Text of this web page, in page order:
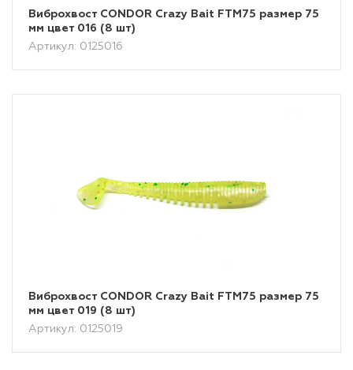
Виброхвост CONDOR Crazy Bait FTM75 размер 75
мм цвет 016 (8 шт)
Артикул: 0125016
Виброхвост CONDOR Crazy Bait FTM75 размер 75
мм цвет 019 (8 шт)
Артикул: 0125019